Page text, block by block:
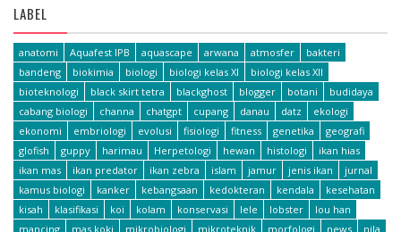
LABEL
anatomi Aquafest IPB aquascape arwana atmosfer
bakteri
bandeng
biokimia biologi biologi kelas XI
biologi kelas XII
bioteknologi
black skirt tetra blackghost blogger botani
budidaya
cabang biologi
channa chatgpt cupang danau datz
ekologi
ekonomi
embriologi evolusi fisiologi fitness genetika
geografi
glofish
guppy harimau Herpetologi hewan histologi
ikan hias
ikan mas
ikan predator ikan zebra islam jamur jenis ikan
jurnal
kamus biologi
kanker kebangsaan kedokteran kendala
kesehatan
kisah
klasifikasi koi kolam konservasi lele lobster
lou han
mancing
mas koki mikrobiologi mikroteknik morfologi news
nila